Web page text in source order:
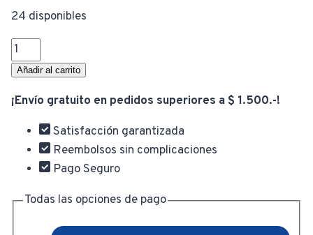
24 disponibles
Set
4
Para
Mantel
Piedra
Corazón
Inoxidable
Añadir al carrito
¡Envío gratuito en pedidos superiores a $ 1.500.-!
Satisfacción garantizada
Reembolsos sin complicaciones
Pago Seguro
Todas las opciones de pago